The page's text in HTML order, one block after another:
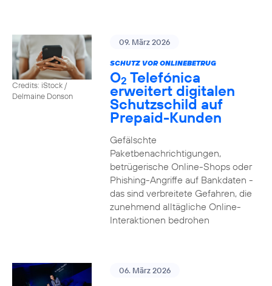
Credits: iStock /
Delmaine Donson
09. März 2026
SCHUTZ VOR ONLINEBETRUG
O2 Telefónica
erweitert digitalen
Schutzschild auf
Prepaid-Kunden
Gefälschte
Paketbenachrichtigungen,
betrügerische Online-Shops oder
Phishing-Angriffe auf Bankdaten -
das sind verbreitete Gefahren, die
zunehmend alltägliche Online-
Interaktionen bedrohen
06. März 2026